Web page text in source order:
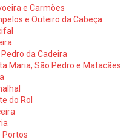
e Carmões
e Outeiro da Cabeça
da Cadeira
Maria, São Pedro e Matacães
do Rol
Portos